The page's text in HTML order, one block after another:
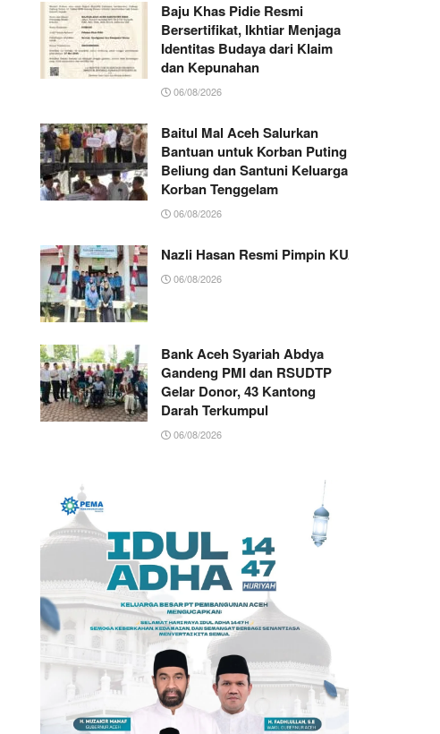
Baju Khas Pidie Resmi
Bersertifikat, Ikhtiar Menjaga
Identitas Budaya dari Klaim
dan Kepunahan
06/08/2026
Baitul Mal Aceh Salurkan
Bantuan untuk Korban Puting
Beliung dan Santuni Keluarga
Korban Tenggelam
06/08/2026
Nazli Hasan Resmi Pimpin KUA Jeumpa,
06/08/2026
Bank Aceh Syariah Abdya
Gandeng PMI dan RSUDTP
Gelar Donor, 43 Kantong
Darah Terkumpul
06/08/2026